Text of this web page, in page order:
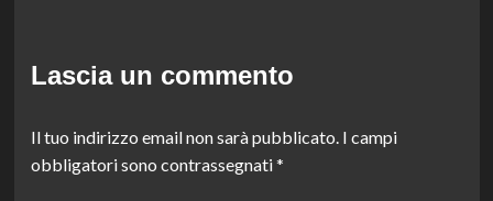
Lascia un commento
Il tuo indirizzo email non sarà pubblicato. I campi
obbligatori sono contrassegnati*